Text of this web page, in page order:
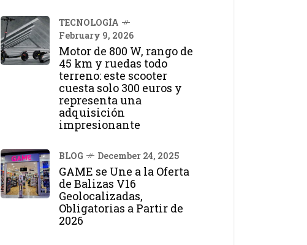
TECNOLOGÍA
February 9, 2026
Motor de 800 W, rango de
45 km y ruedas todo
terreno: este scooter
cuesta solo 300 euros y
representa una
adquisición
impresionante
BLOG December 24, 2025
GAME se Une a la Oferta
de Balizas V16
Geolocalizadas,
Obligatorias a Partir de
2026